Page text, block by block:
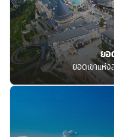
ยอ
ยอดเขาแห่